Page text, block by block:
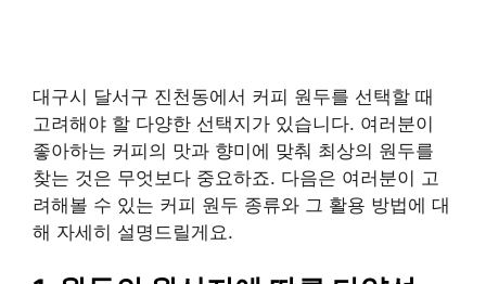
대구시 달서구 진천동에서 커피 원두를 선택할 때
고려해야 할 다양한 선택지가 있습니다. 여러분이
좋아하는 커피의 맛과 향미에 맞춰 최상의 원두를
찾는 것은 무엇보다 중요하죠. 다음은 여러분이 고
려해볼 수 있는 커피 원두 종류와 그 활용 방법에 대
해 자세히 설명드릴게요.